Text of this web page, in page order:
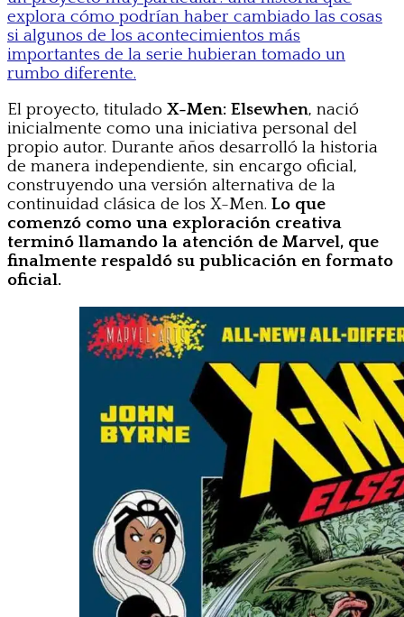
explora cómo podrían haber cambiado las cosas
si algunos de los acontecimientos más
importantes de la serie hubieran tomado un
rumbo diferente.
El proyecto, titulado X-Men: Elsewhen, nació
inicialmente como una iniciativa personal del
propio autor. Durante años desarrolló la historia
de manera independiente, sin encargo oficial,
construyendo una versión alternativa de la
continuidad clásica de los X-Men. Lo que
comenzó como una exploración creativa
terminó llamando la atención de Marvel, que
finalmente respaldó su publicación en formato
oficial.